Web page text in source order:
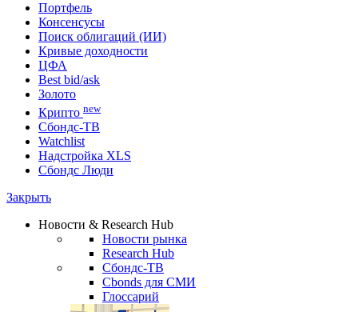
Портфель
Консенсусы
Поиск облигаций (ИИ)
Кривые доходности
ЦФА
Best bid/ask
Золото
Крипто new
Сбондс-ТВ
Watchlist
Надстройка XLS
Сбондс Люди
Закрыть
Новости & Research Hub
Новости рынка
Research Hub
Сбондс-ТВ
Cbonds для СМИ
Глоссарий